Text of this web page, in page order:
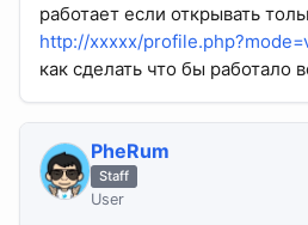
работает если открывать
http://xxxxx/
как сделать что бы работало
PheRum
Staff
User